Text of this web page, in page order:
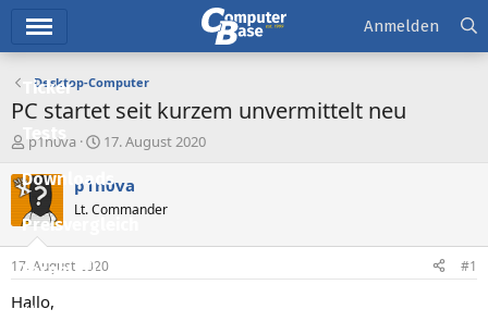
Ticker
Tests
Downloads
Preisvergleich
Forum
Aktuelles
Anmelden
Desktop-Computer
PC startet seit kurzem unvermittelt neu
E
s
t
e
e
r
p1n0va
E
s
e
l
t
17. August 2020
p1n0va
Lt. Commander
17. August 2020 #1
Hallo,